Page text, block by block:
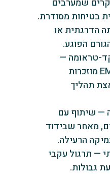
שמערבים
בטיחות מסודרת.
הדרגתית או
הפוגע.
טראומה —
גישות כמו CBT ו-EMDR מוזכרות
תהליך
— שיתוף עם
מאחר שבידוד
הרעילה.
— תרגול עקבי
גבולות.